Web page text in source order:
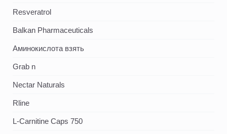
Resveratrol
Balkan Pharmaceuticals
Аминокислота взять
Grab n
Nectar Naturals
Rline
L-Carnitine Caps 750